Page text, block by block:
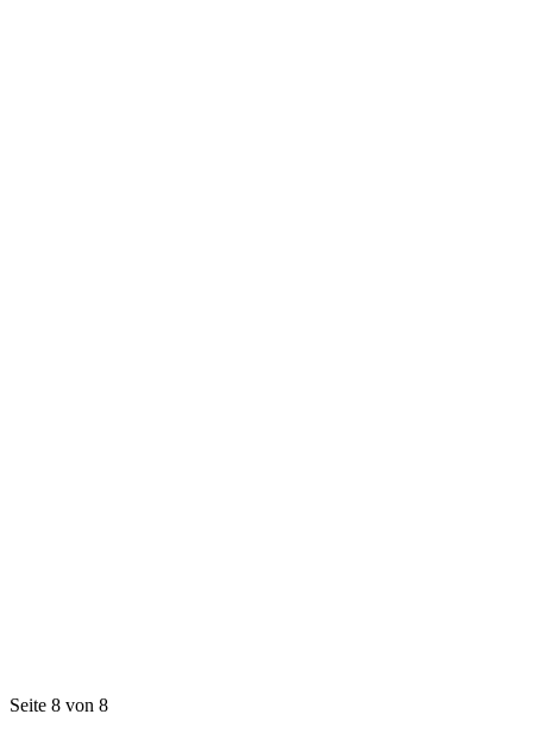
Seite 8 von 8